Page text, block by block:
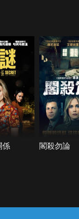
係 閣殺勿論